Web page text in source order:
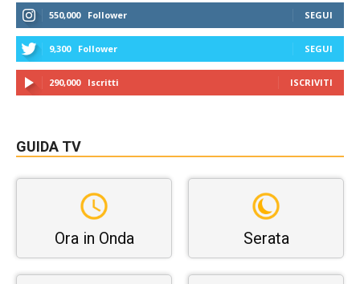
550,000 Follower SEGUI
9,300 Follower SEGUI
290,000 Iscritti ISCRIVITI
GUIDA TV
Ora in Onda Serata